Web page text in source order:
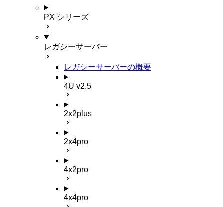
PX シリーズ
レガシーサーバー
レガシーサーバーの概要
4U v2.5
2x2plus
2x4pro
4x2pro
4x4pro